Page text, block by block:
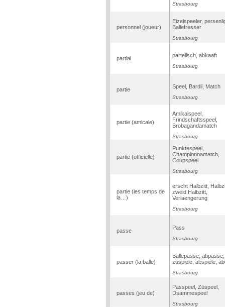
Strasbourg
personnel (joueur)
Eizelspeeler,
Ballefresser
Strasbourg
partial parteiisch, abkaaft
Strasbourg
partie Speel, Bardii, Match
Strasbourg
partie (amicale)
Amikalspeel,
Frindschaftsspeel,
Brobagandamatch
Strasbourg
partie (officielle)
Punktespeel,
Championnamatch,
Coupspeel
Strasbourg
partie (les temps de
la…)
erscht Halbzitt,
zweid Halbzitt,
Verlaengerung
Strasbourg
passe Pass
Strasbourg
passer (la balle)
Ballepasse, abpasse,
züspiele, abspiele,
Strasbourg
passes (jeu de)
Passpeel, Züspeel,
Dsammespeel
Strasbourg